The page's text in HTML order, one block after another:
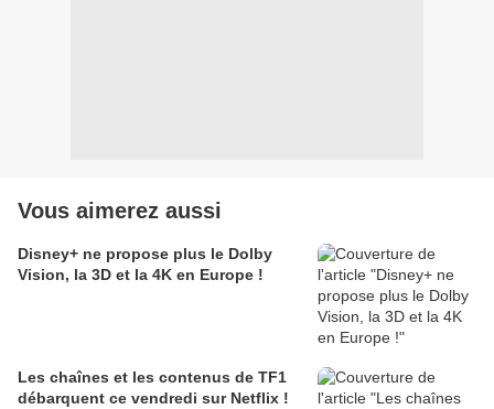
Vous aimerez aussi
Disney+ ne propose plus le Dolby
Vision, la 3D et la 4K en Europe !
Les chaînes et les contenus de TF1
débarquent ce vendredi sur Netflix !